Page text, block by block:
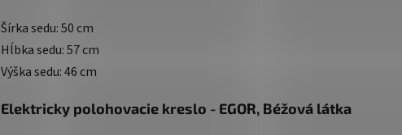
Šírka sedu: 50 cm
Hĺbka sedu: 57 cm
Výška sedu: 46 cm
Elektricky polohovacie kreslo - EGOR, Béžová látka